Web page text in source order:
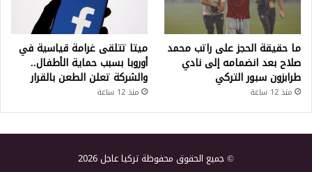
ما حقيقة الحجز على راتب محمد
صلاح بعد انضمامه إلى نادي
طرابزون سبور التركي
منذ 12 ساعة
ميتا تتلقى غرامة قياسية في
أوروبا بسبب حماية الأطفال..
والشركة تعلن الطعن بالقرار
منذ 12 ساعة
© جميع الحقوق محفوظة تركيا عاجل 2026